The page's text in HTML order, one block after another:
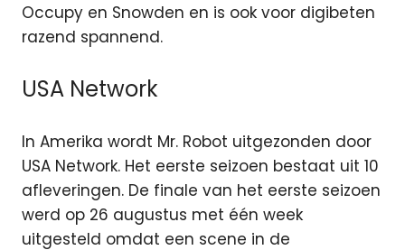
Occupy en Snowden en is ook voor digibeten
razend spannend.
USA Network
In Amerika wordt Mr. Robot uitgezonden door
USA Network. Het eerste seizoen bestaat uit 10
afleveringen. De finale van het eerste seizoen
werd op 26 augustus met één week
uitgesteld omdat een scene in de